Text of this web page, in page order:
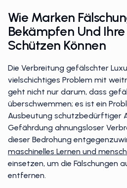
Wie Marken
Bekämpfen Und
Schützen Können
Die Verbreitung gefälschter
vielschichtiges Problem mit
geht nicht nur darum, dass
überschwemmen; es ist ein
Ausbeutung schutzbedürftiger
Gefährdung ahnungsloser
dieser Bedrohung
maschinelles Lernen und
einsetzen, um die Fälschungen
entfernen.